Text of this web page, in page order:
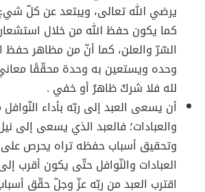
يرضي الله تعالى، ويبتعد عن كلّ
كما يكون حفظ الله من خلال
السّرّ والعلن، كما أنّ من مظاهر حفظ
وحده ويستعين به وحدة محقّقًا معاني
لله فلا شركٌ ظاهرٌ أو خفي .
أن يسعى العبد إلى ربّه بأداء
والعبادات؛ فالعبد الذي يسعى إلى
وتحقيق أسباب حفظه تراه يحرص على
العبادات والنّوافل حتّى يكون أقرب
اقترب العبد من ربّه عزّ وجلّ حقّق